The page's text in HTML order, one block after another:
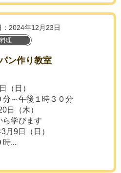
：2024年12月23日
料理
ン作り教室
（日）
分～午後１時３０分
日（木）
ら学びます
9日（日）